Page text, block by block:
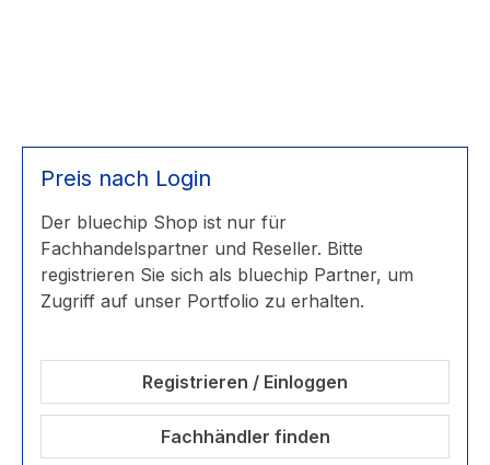
Preis nach Login
Der bluechip Shop ist nur für
Fachhandelspartner und Reseller. Bitte
registrieren Sie sich als bluechip Partner, um
Zugriff auf unser Portfolio zu erhalten.
Registrieren / Einloggen
Fachhändler finden